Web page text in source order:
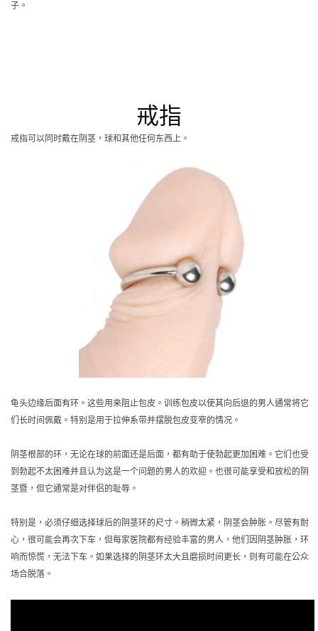
子。
戒指
戒指可以同时戴在阴茎，球和其他任何东西上。
龟头边缘后面有环。这些用来阻止包皮。训练包皮以使其向后退的男人通常将它
们长时间佩戴。特别是用于拉伸系带并摆脱包皮变窄的情况。
阴茎根部的环，无论在球的前面还是后面，都有助于使勃起更加困难。它们也受
到勃起不太困难并且认为这是一个问题的男人的欢迎。也很可能享受和放松的阴
茎暨，但它通常是对伴侣的耻辱。
特别是，必须仔细选择球后的阴茎环的尺寸。稍微太紧，阴茎会肿胀。尽管有耐
心，很可能会再次下车，但每家医院都有经验丰富的男人，他们因阴茎肿胀，环
响而惊慌，无法下车。如果选择的阴茎环太大且磨损时间更长，则有可能在公众
场合脱落。